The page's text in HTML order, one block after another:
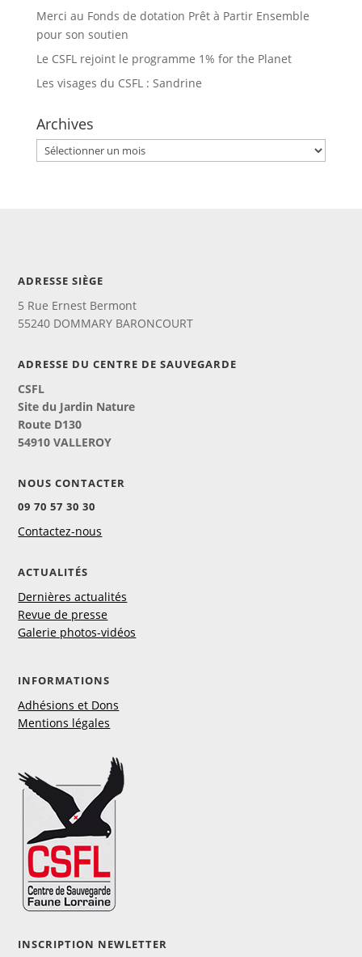
Merci au Fonds de dotation Prêt à Partir Ensemble
pour son soutien
Le CSFL rejoint le programme 1% for the Planet
Les visages du CSFL : Sandrine
Archives
Archives
ADRESSE SIÈGE
5 Rue Ernest Bermont
55240 DOMMARY BARONCOURT
ADRESSE DU CENTRE DE SAUVEGARDE
CSFL
Site du Jardin Nature
Route D130
54910 VALLEROY
NOUS CONTACTER
09 70 57 30 30
Contactez-nous
ACTUALITÉS
Dernières actualités
Revue de presse
Galerie photos-vidéos
INFORMATIONS
Adhésions et Dons
Mentions légales
INSCRIPTION NEWLETTER